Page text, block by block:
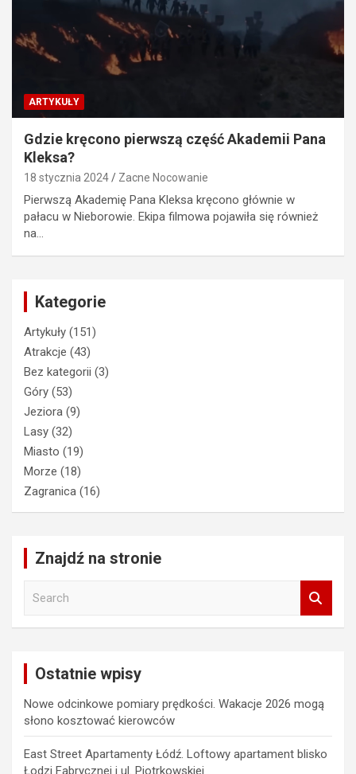
ARTYKUŁY
Gdzie kręcono pierwszą część Akademii Pana
Kleksa?
18 stycznia 2024 Zacne Nocowanie
Pierwszą Akademię Pana Kleksa kręcono głównie w
pałacu w Nieborowie. Ekipa filmowa pojawiła się również
na…
Kategorie
Artykuły (151)
Atrakcje (43)
Bez kategorii (3)
Góry (53)
Jeziora (9)
Lasy (32)
Miasto (19)
Morze (18)
Zagranica (16)
Znajdź na stronie
Ostatnie wpisy
Nowe odcinkowe pomiary prędkości. Wakacje 2026 mogą
słono kosztować kierowców
East Street Apartamenty Łódź. Loftowy apartament blisko
Łodzi Fabrycznej i ul. Piotrkowskiej